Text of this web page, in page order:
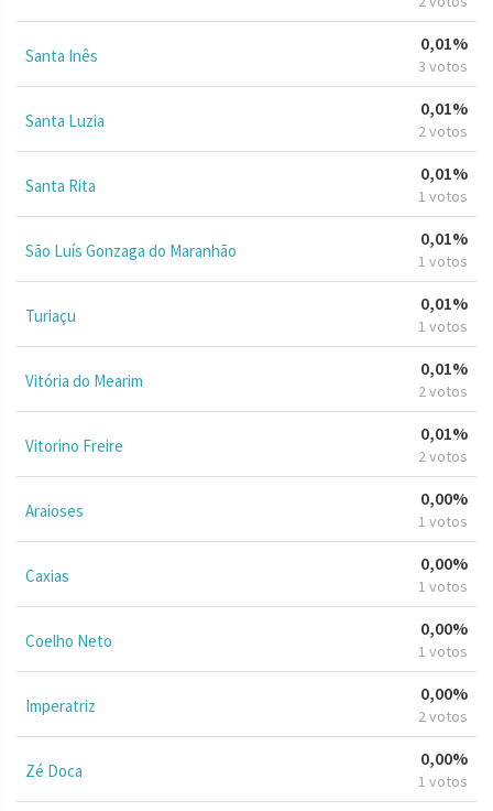
Santa Inês
0,01%
3 votos
Santa Luzia
0,01%
2 votos
Santa Rita
0,01%
1 votos
São Luís Gonzaga do Maranhão
0,01%
1 votos
Turiaçu
0,01%
1 votos
Vitória do Mearim
0,01%
2 votos
Vitorino Freire
0,01%
2 votos
Araioses
0,00%
1 votos
Caxias
0,00%
1 votos
Coelho Neto
0,00%
1 votos
Imperatriz
0,00%
2 votos
Zé Doca
0,00%
1 votos